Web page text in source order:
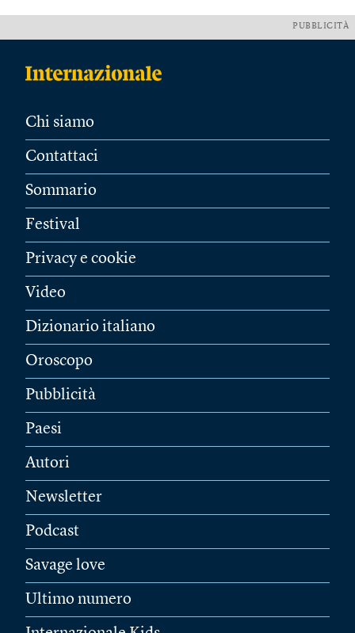
PUBBLICITÀ
Chi siamo
Contattaci
Sommario
Festival
Privacy e cookie
Video
Dizionario italiano
Oroscopo
Pubblicità
Paesi
Autori
Newsletter
Podcast
Savage love
Ultimo numero